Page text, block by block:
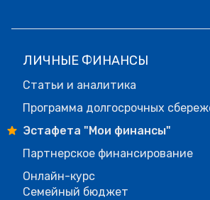
ЛИЧНЫЕ ФИНАНСЫ
Статьи и аналитика
Программа долгосрочных
Эстафета "Мои финансы"
Партнерское финансирование
Онлайн-курс
Семейный бюджет